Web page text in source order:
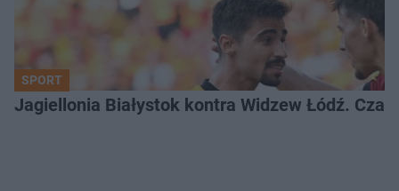
SPORT
Jagiellonia Białystok kontra Widzew Łódź.